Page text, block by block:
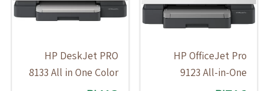
HP OfficeJet Pro
9123 All-in-One
HP DeskJet PRO
8133 All in One Color